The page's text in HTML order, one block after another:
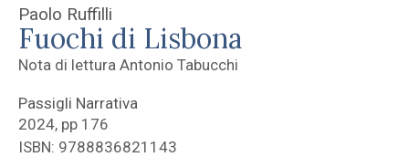
Paolo Ruffilli
Fuochi di Lisbona
Nota di lettura Antonio Tabucchi
Passigli Narrativa
2024, pp 176
ISBN: 9788836821143